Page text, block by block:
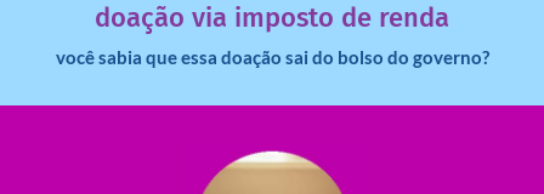
doação via imposto de renda
você sabia que essa doação sai do bolso do governo?